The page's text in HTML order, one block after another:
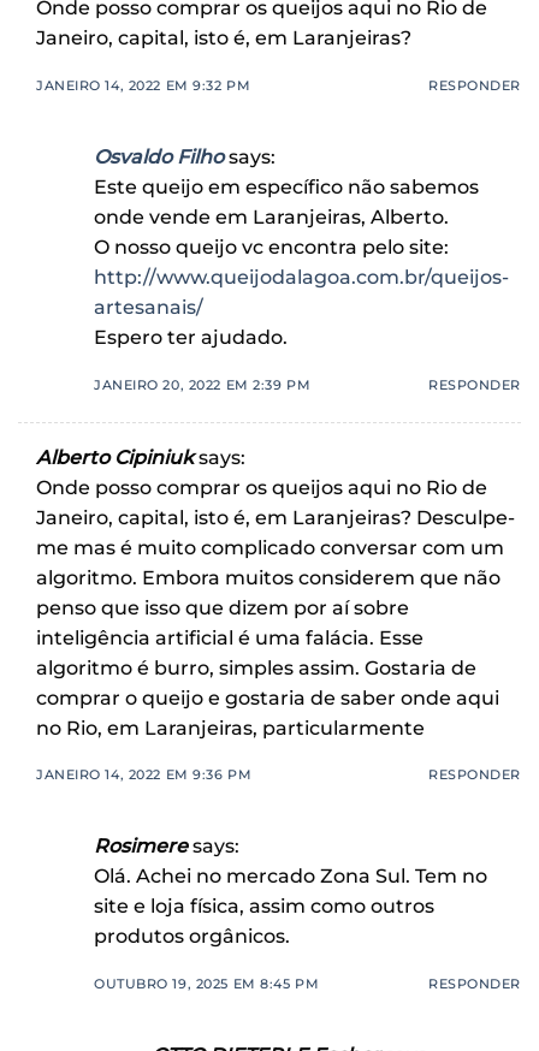
Onde posso comprar os queijos aqui no Rio de
Janeiro, capital, isto é, em Laranjeiras?
JANEIRO 14, 2022 EM 9:32 PM RESPONDER
Osvaldo Filho says:
Este queijo em específico não sabemos
onde vende em Laranjeiras, Alberto.
O nosso queijo vc encontra pelo site:
http://www.queijodalagoa.com.br/queijos-
artesanais/
Espero ter ajudado.
JANEIRO 20, 2022 EM 2:39 PM RESPONDER
Alberto Cipiniuk says:
Onde posso comprar os queijos aqui no Rio de
Janeiro, capital, isto é, em Laranjeiras? Desculpe-
me mas é muito complicado conversar com um
algoritmo. Embora muitos considerem que não
penso que isso que dizem por aí sobre
inteligência artificial é uma falácia. Esse
algoritmo é burro, simples assim. Gostaria de
comprar o queijo e gostaria de saber onde aqui
no Rio, em Laranjeiras, particularmente
JANEIRO 14, 2022 EM 9:36 PM RESPONDER
Rosimere says:
Olá. Achei no mercado Zona Sul. Tem no
site e loja física, assim como outros
produtos orgânicos.
OUTUBRO 19, 2025 EM 8:45 PM RESPONDER